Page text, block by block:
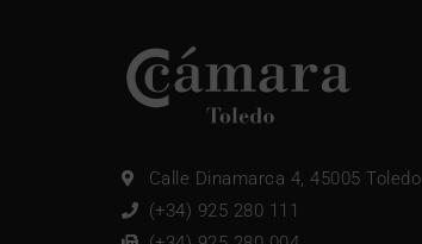
Calle Dinamarca 4, 45005 Toledo
(+34) 925 280 111